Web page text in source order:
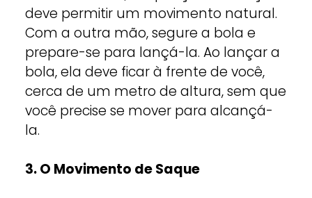
deve permitir um movimento natural.
Com a outra mão, segure a bola e
prepare-se para lançá-la. Ao lançar a
bola, ela deve ficar à frente de você,
cerca de um metro de altura, sem que
você precise se mover para alcançá-
la.
3. O Movimento de Saque